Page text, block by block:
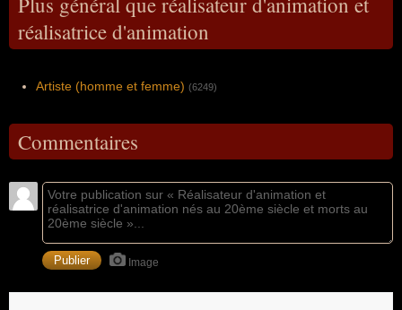
réalisatrice d'animation
Artiste (homme et femme) (6249)
Commentaires
Image